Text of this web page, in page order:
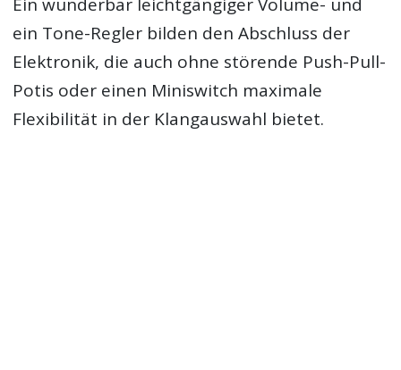
ein Tone-Regler bilden den Abschluss der
Elektronik, die auch ohne störende Push-Pull-
Potis oder einen Miniswitch maximale
Flexibilität in der Klangauswahl bietet.